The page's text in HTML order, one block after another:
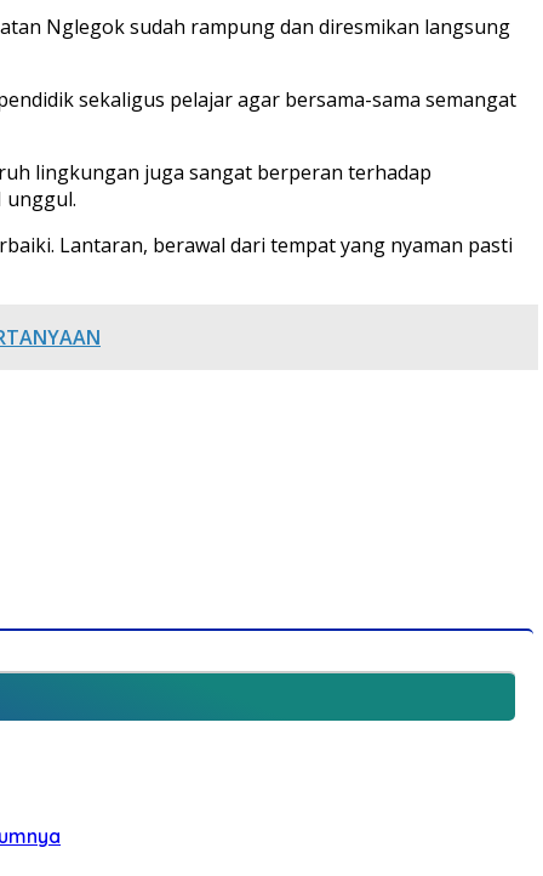
Nglegok sudah rampung dan diresmikan langsung
sekaligus pelajar agar bersama-sama semangat
lingkungan juga sangat berperan terhadap
unggul.
Lantaran, berawal dari tempat yang nyaman pasti